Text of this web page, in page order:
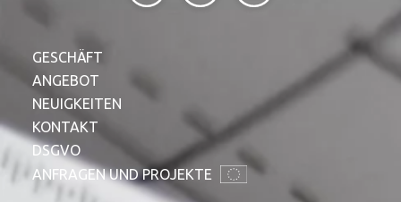
GESCHÄFT
ANGEBOT
NEUIGKEITEN
KONTAKT
DSGVO
ANFRAGEN UND PROJEKTE